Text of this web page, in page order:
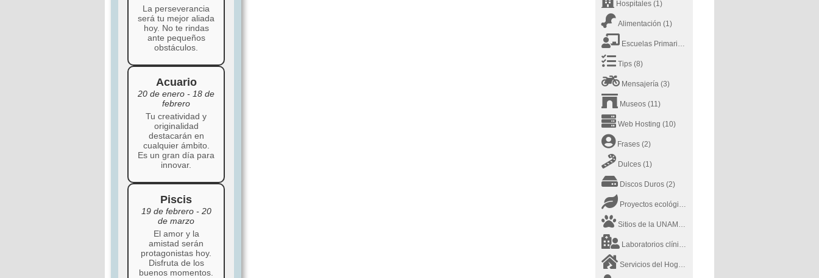
Hospitales (1)
Alimentación (1)
Escuelas Primarias
Tips (8)
Mensajería (3)
Museos (11)
Web Hosting (10)
Frases (2)
Dulces (1)
Discos Duros (2)
Proyectos ecológicos
Sitios de la UNAM (20)
Laboratorios clínicos
Servicios del Hogar
La perseverancia
será tu mejor aliada
hoy. No te rindas
ante pequeños
obstáculos.
Acuario
20 de enero - 18 de
febrero
Tu creatividad y
originalidad
destacarán en
cualquier ámbito.
Es un gran día para
innovar.
Piscis
19 de febrero - 20
de marzo
El amor y la
amistad serán
protagonistas hoy.
Disfruta de los
buenos momentos.